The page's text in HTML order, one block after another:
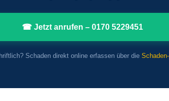
☎ Jetzt anrufen – 0170 5229451
Schaden direkt online erfassen über die